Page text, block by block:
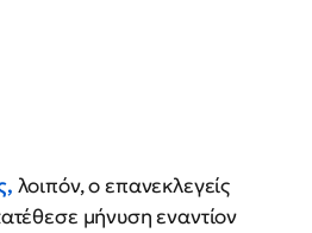
λοιπόν, ο επανεκλεγείς
μήνυση εναντίον